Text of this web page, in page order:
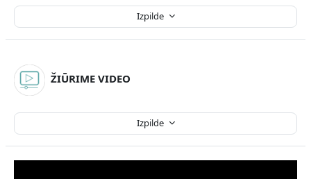
Izpilde
Izpilde
ŽIŪRIME VIDEO